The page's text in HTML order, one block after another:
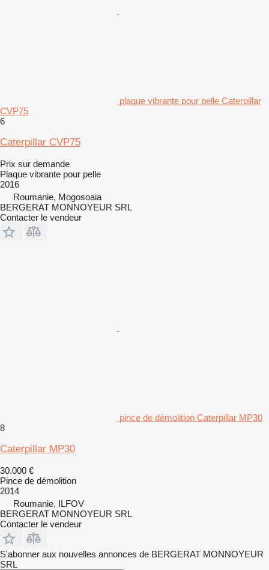
plaque vibrante pour pelle Caterpillar
CVP75
6
Caterpillar CVP75
Prix sur demande
Plaque vibrante pour pelle
2016
Roumanie, Mogosoaia
BERGERAT MONNOYEUR SRL
Contacter le vendeur
pince de démolition Caterpillar MP30
8
Caterpillar MP30
30.000 €
Pince de démolition
2014
Roumanie, ILFOV
BERGERAT MONNOYEUR SRL
Contacter le vendeur
S'abonner aux nouvelles annonces de BERGERAT MONNOYEUR
SRL